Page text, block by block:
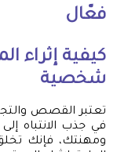
فعّال
كيفية إثراء
شخصية
تعتبر القصص
في جذب الانتباه
ومهنتك، فإنك